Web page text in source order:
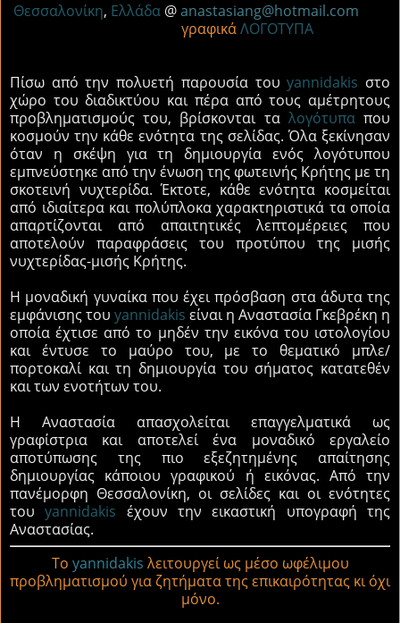
Θεσσαλονίκη, Ελλάδα @anastasiang@hotmail.com
γραφικάΛΟΓΟΤΥΠΑ
Πίσω από την πολυετή παρουσία τουyannidakis στο
χώρο του διαδικτύου και πέρα από τους αμέτρητους
προβληματισμούς του, βρίσκονται τα λογότυπαπου
κοσμούν την κάθε ενότητα της σελίδας. Όλα ξεκίνησαν
όταν η σκέψη για τη δημιουργία ενός λογότυπου
εμπνεύστηκε από την ένωση της φωτεινής Κρήτης με τη
σκοτεινή νυχτερίδα. Έκτοτε, κάθε ενότητα κοσμείται
από ιδιαίτερα και πολύπλοκα χαρακτηριστικά τα οποία
απαρτίζονται από απαιτητικές λεπτομέρειες που
αποτελούν παραφράσεις του προτύπου της μισής
νυχτερίδας-μισής Κρήτης.
Η μοναδική γυναίκα που έχει πρόσβαση στα άδυτα της
εμφάνισης του yannidakis είναι η Αναστασία Γκεβρέκη η
οποία έχτισε από το μηδέν την εικόνα του ιστολογίου
και έντυσε το μαύρο του, με το θεματικό μπλε/
πορτοκαλί και τη δημιουργία του σήματος κατατεθέν
και των ενοτήτων του.
Η Αναστασία απασχολείται επαγγελματικά ως
γραφίστρια και αποτελεί ένα μοναδικό εργαλείο
αποτύπωσης της πιο εξεζητημένης απαίτησης
δημιουργίας κάποιου γραφικού ή εικόνας. Από την
πανέμορφη Θεσσαλονίκη, οι σελίδες και οι ενότητες
τουyannidakis έχουν την εικαστική υπογραφή της
Αναστασίας.
To yannidakis λειτουργεί ως μέσο ωφέλιμου
προβληματισμού για ζητήματα της επικαιρότητας κι όχι
μόνο.